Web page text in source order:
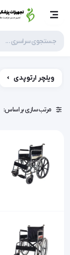
ویلچر ارتوپدی
مرتب سازی بر اساس: